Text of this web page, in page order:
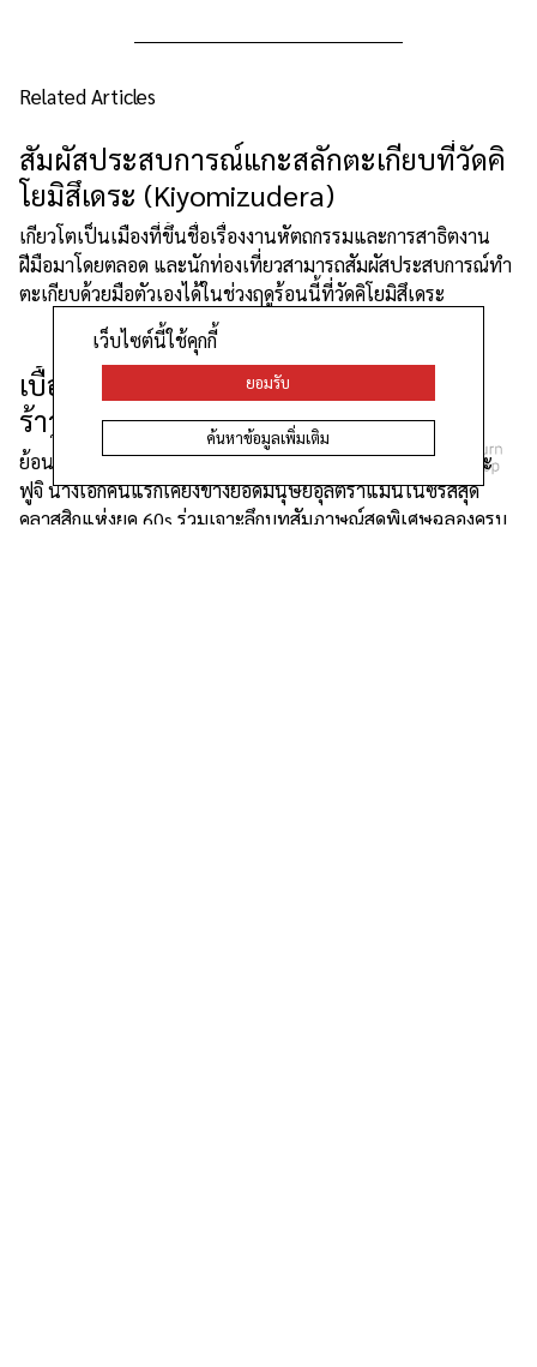
Related Articles
สัมผัสประสบการณ์แกะสลักตะเกียบที่วัดคิ
โยมิสึเดระ (Kiyomizudera)
เกียวโตเป็นเมืองที่ขึ้นชื่อเรื่องงานหัตถกรรมและการสาธิตงาน
ฝีมือมาโดยตลอด และนักท่องเที่ยวสามารถสัมผัสประสบการณ์ทำ
ตะเกียบด้วยมือตัวเองได้ในช่วงฤดูร้อนนี้ที่วัดคิโยมิสึเดระ
เบื้องหลังอุลตร้าแมน... ย่อมต้องมี "อุลต
ร้าวูแมน" เคียงข้างเสมอ
ย้อนวันวานกับฮิโรโกะ ซากุไร (Hiroko Sakurai) ผู้รับบทอากิโกะ
ฟูจิ นางเอกคนแรกเคียงข้างยอดมนุษย์อุลตร้าแมนในซีรีส์สุด
คลาสสิกแห่งยุค 60s ร่วมเจาะลึกบทสัมภาษณ์สุดพิเศษฉลองครบ
เว็บไซต์นี้ใช้คุกกี้
ยอมรับ
ค้นหาข้อมูลเพิ่มเติม